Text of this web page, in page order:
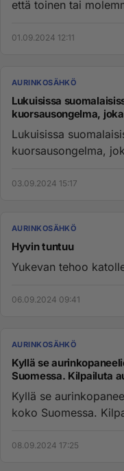
että toinen tai
01.09.2024 12:11
AURINKOSÄHKÖ
Lukuisissa
kuorsausongelma,
Lukuisissa
kuorsausongelma,
03.09.2024 15:17
AURINKOSÄHKÖ
Hyvin tuntuu
Yukevan tehoo
06.09.2024 09:41
AURINKOSÄHKÖ
Kyllä se
Suomessa.
Kyllä se
koko Suomessa. Kilpailuta aurinkopaneelit Sollella
08.09.2024 17:25